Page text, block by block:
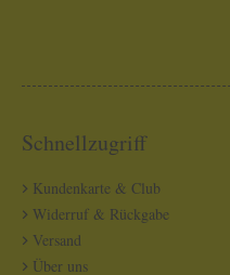
Schnellzugriff
Kundenkarte & Club
Widerruf & Rückgabe
Versand
Über uns